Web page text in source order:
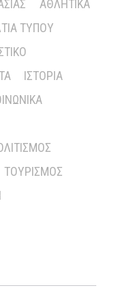
ΑΘΛΗΤΙΚΆ
ΤΎΠΟΥ
ΙΣΤΟΡΊΑ
ΤΟΥΡΙΣΜΌΣ